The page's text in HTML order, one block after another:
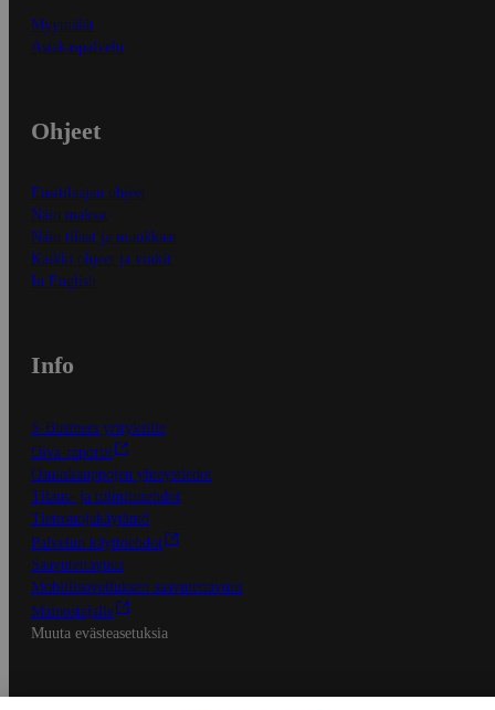
Myymälät
Asiakaspalvelu
Ohjeet
Ensitilaajan ohjeet
Näin maksat
Näin tilaat ja muokkaat
Kaikki ohjeet ja vinkit
In English
Info
S-Business yrityksille
Oiva-raportit
Osuuskauppojen yhteystiedot
Tilaus- ja toimitusehdot
Tietosuojakäytäntö
Palvelun käyttöehdot
Saavutettavuus
Mobiilisovelluksen saavutettavuus
Mainostajalle
Muuta evästeasetuksia